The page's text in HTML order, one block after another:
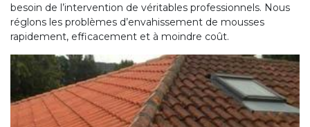
besoin de l’intervention de véritables professionnels. Nous
réglons les problèmes d’envahissement de mousses
rapidement, efficacement et à moindre coût.